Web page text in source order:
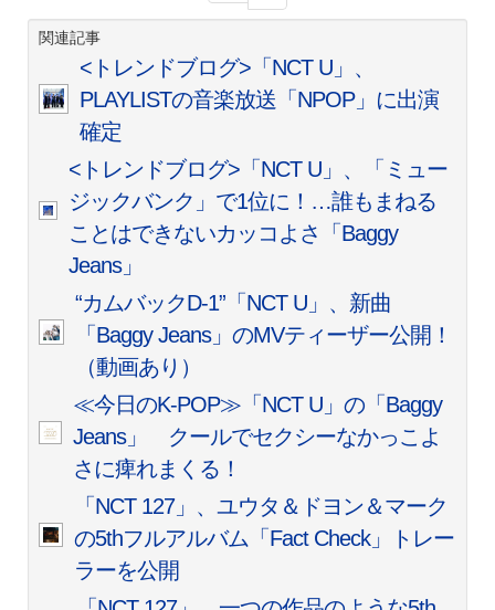
関連記事
<トレンドブログ>「NCT U」、
PLAYLISTの音楽放送「NPOP」に出演
確定
<トレンドブログ>「NCT U」、「ミュー
ジックバンク」で1位に！…誰もまねる
ことはできないカッコよさ「Baggy
Jeans」
“カムバックD-1”「NCT U」、新曲
「Baggy Jeans」のMVティーザー公開！
（動画あり）
≪今日のK-POP≫「NCT U」の「Baggy
Jeans」 クールでセクシーなかっこよ
さに痺れまくる！
「NCT 127」、ユウタ＆ドヨン＆マーク
の5thフルアルバム「Fact Check」トレー
ラーを公開